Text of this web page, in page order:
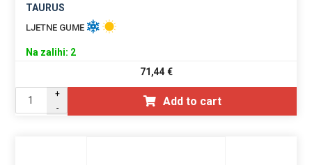
TAURUS
LJETNE GUME
Na zalihi: 2
71,44 €
+
-
Add to cart